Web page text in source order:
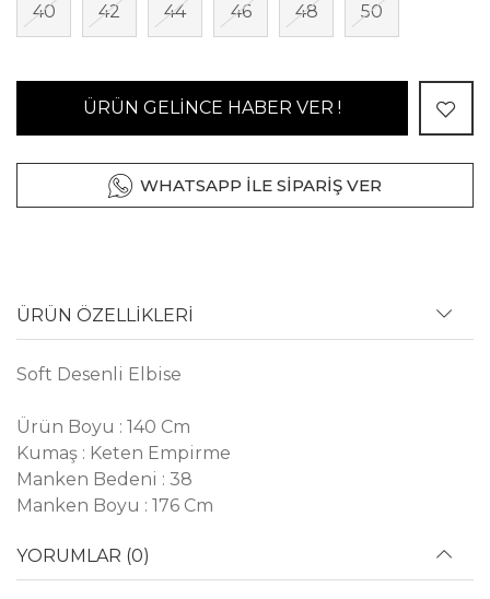
40 42 44 46 48 50
ÜRÜN GELİNCE HABER VER !
WHATSAPP İLE SİPARİŞ VER
ÜRÜN ÖZELLİKLERİ
Soft Desenli Elbise
Ürün Boyu : 140 Cm
Kumaş : Keten Empirme
Manken Bedeni : 38
Manken Boyu : 176 Cm
YORUMLAR (0)